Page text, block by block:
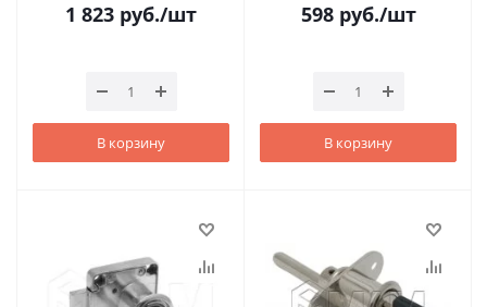
1 823 руб./шт
В корзину
598руб./шт
В корзину